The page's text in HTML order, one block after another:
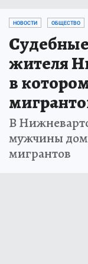
НОВОСТИ ОБЩЕСТВО
жителя
в
В
мужчины
мигрантов